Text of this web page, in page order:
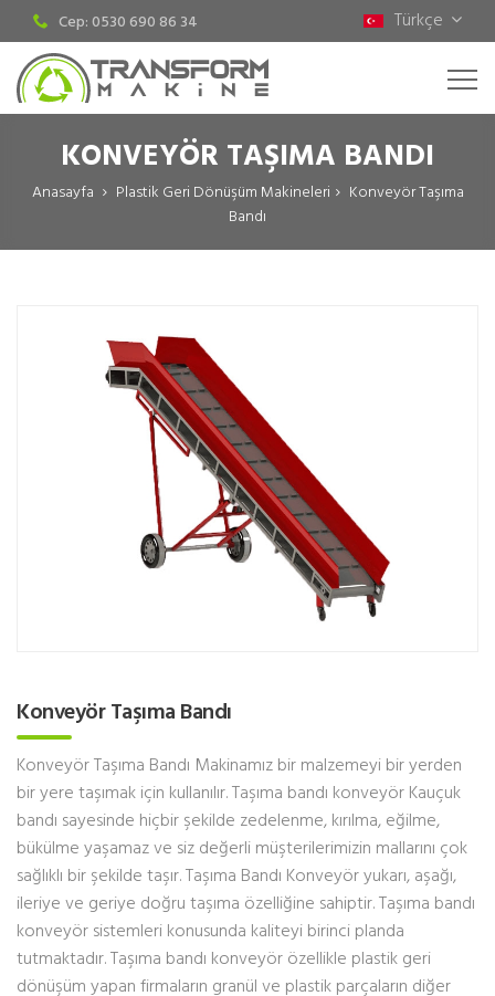
Cep: 0530 690 86 34 Türkçe
KONVEYÖR TAŞIMA BANDI
Anasayfa Plastik Geri Dönüşüm Makineleri
Konveyör Taşıma
Bandı
Konveyör Taşıma Bandı
Konveyör Taşıma Bandı Makinamız bir malzemeyi bir yerden
bir yere taşımak için kullanılır. Taşıma bandı konveyör Kauçuk
bandı sayesinde hiçbir şekilde zedelenme, kırılma, eğilme,
bükülme yaşamaz ve siz değerli müşterilerimizin mallarını çok
sağlıklı bir şekilde taşır. Taşıma Bandı Konveyör yukarı, aşağı,
ileriye ve geriye doğru taşıma özelliğine sahiptir. Taşıma bandı
konveyör sistemleri konusunda kaliteyi birinci planda
tutmaktadır. Taşıma bandı konveyör özellikle plastik geri
dönüşüm yapan firmaların granül ve plastik parçaların diğer